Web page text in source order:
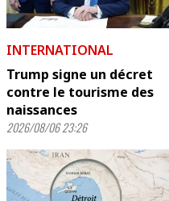
INTERNATIONAL
Trump signe un décret
contre le tourisme des
naissances
2026/08/06 23:26